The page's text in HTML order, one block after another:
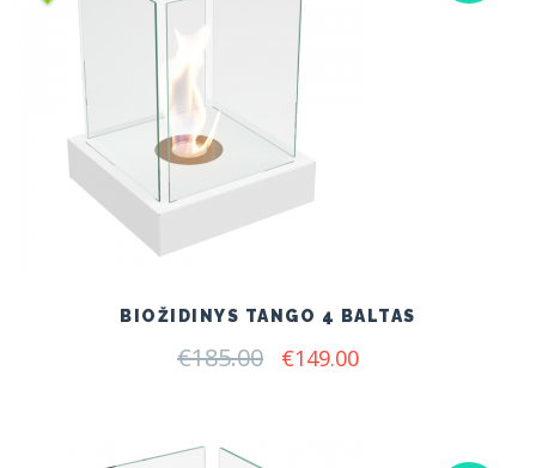
BIOŽIDINYS TANGO 4 BALTAS
€185.00 Original
€149.00Current